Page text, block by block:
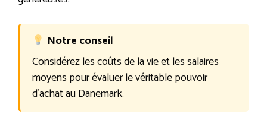
Notre conseil
Considérez les coûts de la vie et les salaires
moyens pour évaluer le véritable pouvoir
d’achat au Danemark.